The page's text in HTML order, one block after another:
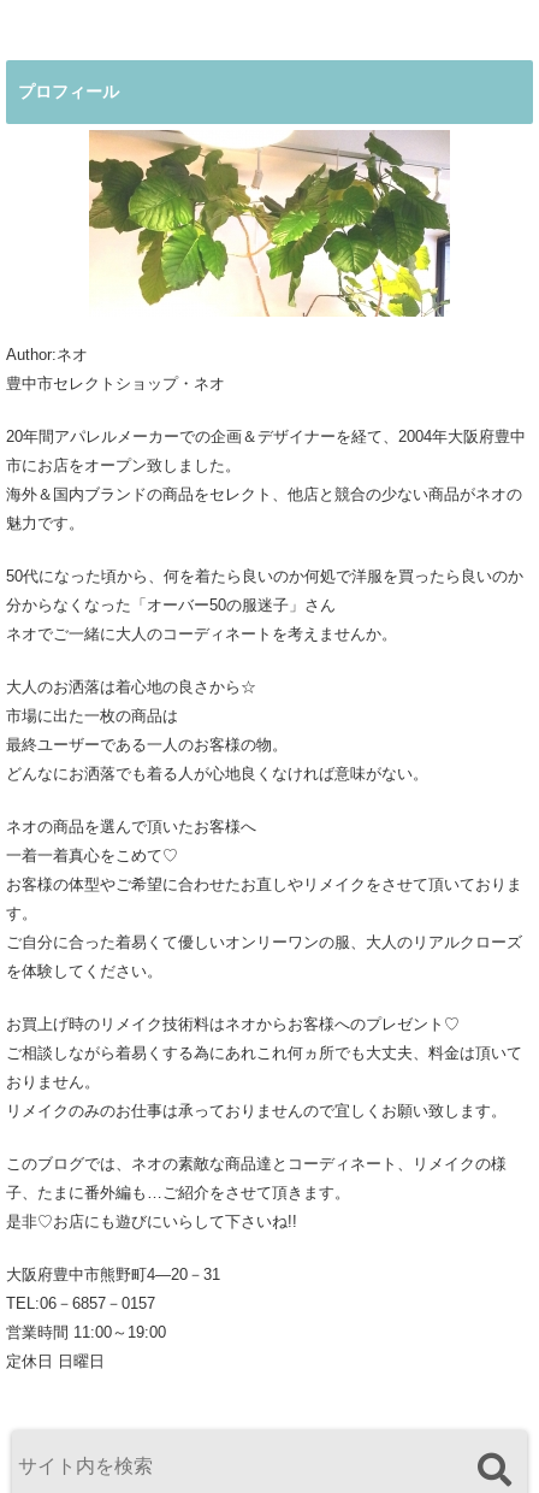
プロフィール
Author:ネオ
豊中市セレクトショップ・ネオ
20年間アパレルメーカーでの企画＆デザイナーを経て、2004年大阪府豊中
市にお店をオープン致しました。
海外＆国内ブランドの商品をセレクト、他店と競合の少ない商品がネオの
魅力です。
50代になった頃から、何を着たら良いのか何処で洋服を買ったら良いのか
分からなくなった「オーバー50の服迷子」さん
ネオでご一緒に大人のコーディネートを考えませんか。
大人のお洒落は着心地の良さから☆
市場に出た一枚の商品は
最終ユーザーである一人のお客様の物。
どんなにお洒落でも着る人が心地良くなければ意味がない。
ネオの商品を選んで頂いたお客様へ
一着一着真心をこめて♡
お客様の体型やご希望に合わせたお直しやリメイクをさせて頂いておりま
す。
ご自分に合った着易くて優しいオンリーワンの服、大人のリアルクローズ
を体験してください。
お買上げ時のリメイク技術料はネオからお客様へのプレゼント♡
ご相談しながら着易くする為にあれこれ何ヵ所でも大丈夫、料金は頂いて
おりません。
リメイクのみのお仕事は承っておりませんので宜しくお願い致します。
このブログでは、ネオの素敵な商品達とコーディネート、リメイクの様
子、たまに番外編も…ご紹介をさせて頂きます。
是非♡お店にも遊びにいらして下さいね!!
大阪府豊中市熊野町4―20－31
TEL:06－6857－0157
営業時間 11:00～19:00
定休日 日曜日